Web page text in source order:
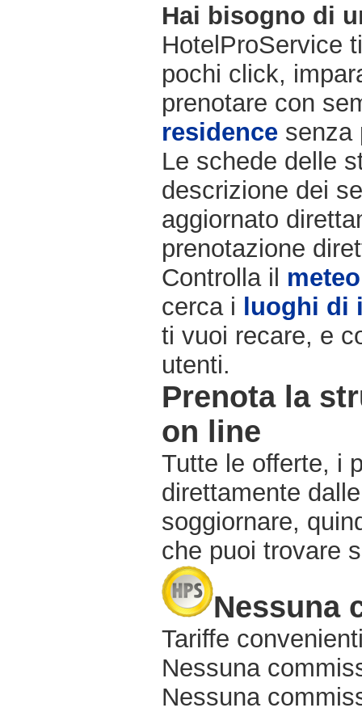
Hai bisogno di
HotelProService
pochi click,
prenotare con
residence senza
Le schede delle
descrizione dei
aggiornato
prenotazione
Controlla il meteo
cerca i luoghi di
ti vuoi recare, e
utenti.
Prenota la
on line
Tutte le offerte, i
direttamente
soggiornare,
che puoi trovare
Nessuna
Tariffe
Nessuna
Nessuna